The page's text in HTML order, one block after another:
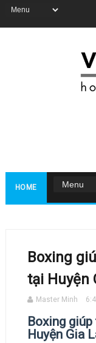
HOME
Boxing
tại Huyện
Master Minh
Boxing
Huyện Gia